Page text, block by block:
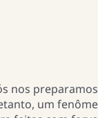
nos preparamos
um